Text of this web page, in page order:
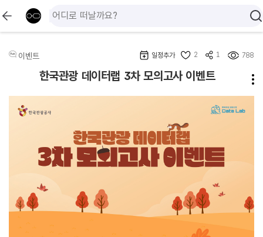
일정추가 2 1 788
이벤트
한국관광 데이터랩 3차 모의고사 이벤트